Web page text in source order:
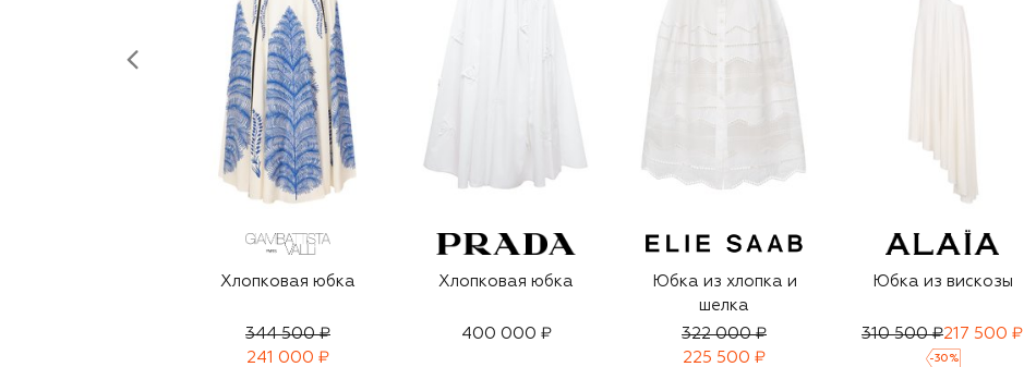
Хлопковая юбка
344 500 ₽
241 000 ₽
Хлопковая юбка
400 000 ₽
Юбка из хлопка и
шелка
322 000 ₽
225 500 ₽
Юбка из вискозы
310 500 ₽217 500 ₽
-30 %